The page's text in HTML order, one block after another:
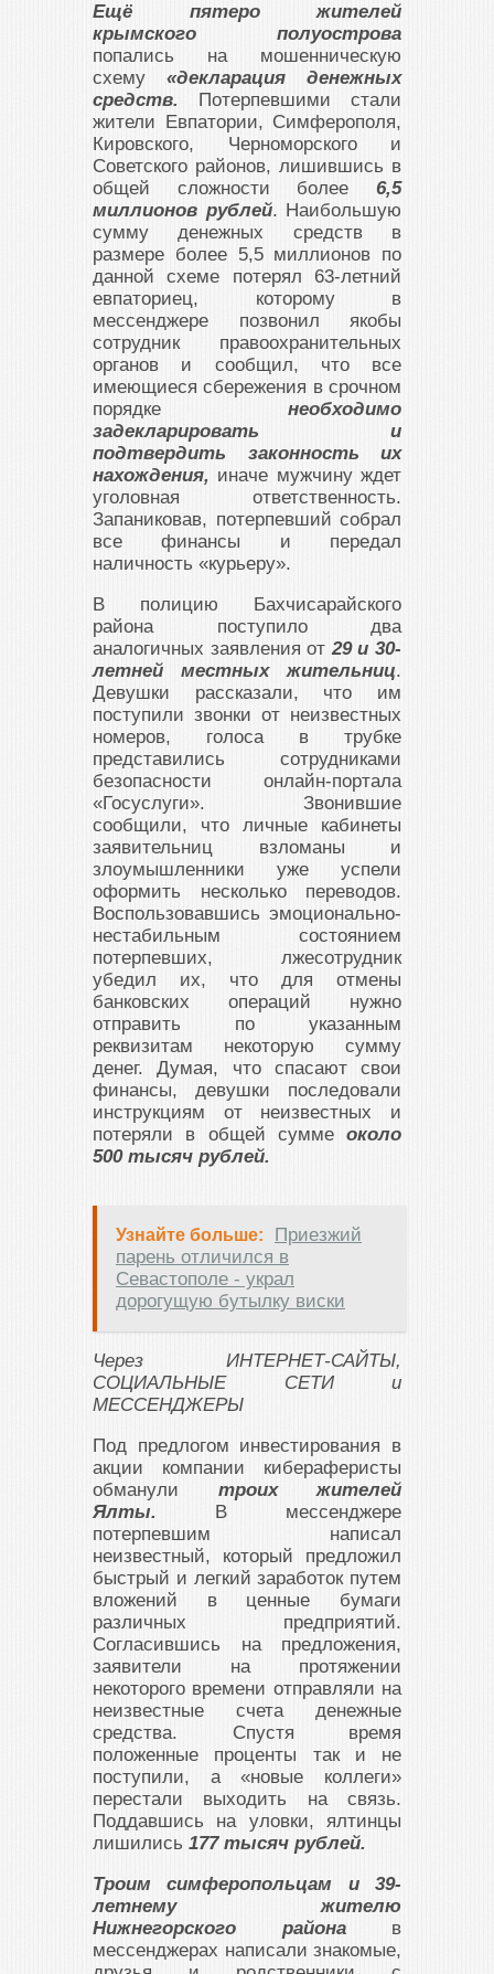
Ещё пятеро жителей
крымского полуострова
попались на мошенническую
схему «декларация денежных
средств. Потерпевшими стали
жители Евпатории, Симферополя,
Кировского, Черноморского и
Советского районов, лишившись в
общей сложности более 6,5
миллионов рублей. Наибольшую
сумму денежных средств в
размере более 5,5 миллионов по
данной схеме потерял 63-летний
евпаториец, которому в
мессенджере позвонил якобы
сотрудник правоохранительных
органов и сообщил, что все
имеющиеся сбережения в срочном
порядке необходимо
задекларировать и
подтвердить законность их
нахождения, иначе мужчину ждет
уголовная ответственность.
Запаниковав, потерпевший собрал
все финансы и передал
наличность «курьеру».
В полицию Бахчисарайского
района поступило два
аналогичных заявления от29 и 30-
летней местных жительниц.
Девушки рассказали, что им
поступили звонки от неизвестных
номеров, голоса в трубке
представились сотрудниками
безопасности онлайн-портала
«Госуслуги». Звонившие
сообщили, что личные кабинеты
заявительниц взломаны и
злоумышленники уже успели
оформить несколько переводов.
Воспользовавшись эмоционально-
нестабильным состоянием
потерпевших, лжесотрудник
убедил их, что для отмены
банковских операций нужно
отправить по указанным
реквизитам некоторую сумму
денег. Думая, что спасают свои
финансы, девушки последовали
инструкциям от неизвестных и
потеряли в общей сумме около
500 тысяч рублей.
Узнайте больше:
Приезжий
парень отличился в
Севастополе - украл
дорогущую бутылку виски
Через ИНТЕРНЕТ-САЙТЫ,
СОЦИАЛЬНЫЕ СЕТИ и
МЕССЕНДЖЕРЫ
Под предлогом инвестирования в
акции компании кибераферисты
обманули троих жителей
Ялты. В мессенджере
потерпевшим написал
неизвестный, который предложил
быстрый и легкий заработок путем
вложений в ценные бумаги
различных предприятий.
Согласившись на предложения,
заявители на протяжении
некоторого времени отправляли на
неизвестные счета денежные
средства. Спустя время
положенные проценты так и не
поступили, а «новые коллеги»
перестали выходить на связь.
Поддавшись на уловки, ялтинцы
лишились 177 тысяч рублей.
Троим симферопольцам и 39-
летнему жителю
Нижнегорского районав
мессенджерах написали знакомые,